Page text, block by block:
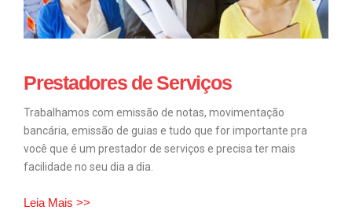
Prestadores de Serviços
Trabalhamos com emissão de notas, movimentação
bancária, emissão de guias e tudo que for importante pra
você que é um prestador de serviços e precisa ter mais
facilidade no seu dia a dia.
Leia Mais >>